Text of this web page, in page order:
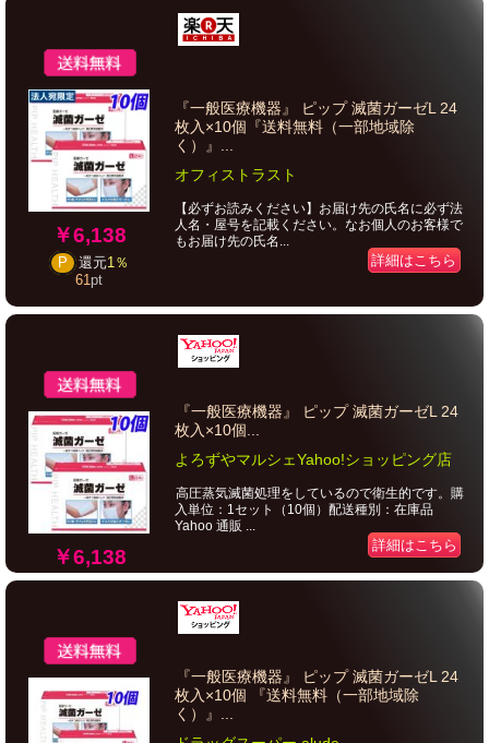
￥6,138
P 還元1％
61pt
『一般医療機器』 ピップ 滅菌ガーゼL 24
枚入×10個『送料無料（一部地域除
く）』...
オフィストラスト
【必ずお読みください】お届け先の氏名に必ず法
人名・屋号を記載ください。なお個人のお客様で
もお届け先の氏名...
詳細はこちら
￥6,138
『一般医療機器』 ピップ 滅菌ガーゼL 24
枚入×10個...
よろずやマルシェYahoo!ショッピング店
高圧蒸気滅菌処理をしているので衛生的です。購
入単位：1セット（10個）配送種別：在庫品
Yahoo 通販 ...
詳細はこちら
『一般医療機器』 ピップ 滅菌ガーゼL 24
枚入×10個 『送料無料（一部地域除
く）』...